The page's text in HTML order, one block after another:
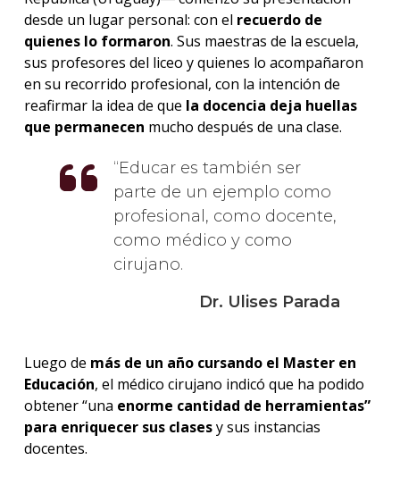
desde un lugar personal: con el recuerdo de
quienes lo formaron. Sus maestras de la escuela,
sus profesores del liceo y quienes lo acompañaron
en su recorrido profesional, con la intención de
reafirmar la idea de que la docencia deja huellas
que permanecen mucho después de una clase.
Educar es también ser
parte de un ejemplo como
profesional, como docente,
como médico y como
cirujano.
Dr. Ulises Parada
Luego de más de un año cursando el Master en
Educación, el médico cirujano indicó que ha podido
obtener “una enorme cantidad de herramientas”
para enriquecer sus clasesy sus instancias
docentes.